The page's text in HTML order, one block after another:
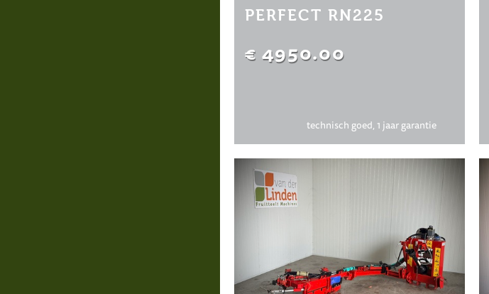
PERFECT RN225
€ 4950.00
technisch goed, 1 jaar garantie